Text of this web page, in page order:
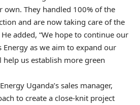
own. They handled 100% of the
and are now taking care of the
added, “We hope to continue our
as we aim to expand our
us establish more green
Uganda’s sales manager,
to create a close-knit project